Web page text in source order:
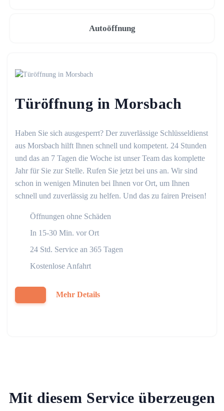
Autoöffnung
Türöffnung in Morsbach
Haben Sie sich ausgesperrt? Der zuverlässige Schlüsseldienst
aus Morsbach hilft Ihnen schnell und kompetent. 24 Stunden
und das an 7 Tagen die Woche ist unser Team das komplette
Jahr für Sie zur Stelle. Rufen Sie jetzt bei uns an. Wir sind
schon in wenigen Minuten bei Ihnen vor Ort, um Ihnen
schnell und zuverlässig zu helfen. Und das zu fairen Preisen!
Öffnungen ohne Schäden
In 15-30 Min. vor Ort
24 Std. Service an 365 Tagen
Kostenlose Anfahrt
Mehr Details
Mit diesem Service überzeugen